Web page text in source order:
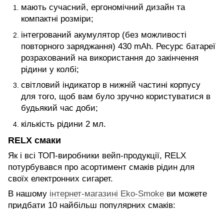
мають сучасний, ергономічний дизайн та
компактні розміри;
інтегрований акумулятор (без можливості
повторного заряджання) 430 mAh. Ресурс батареї
розрахований на використання до закінчення
рідини у колбі;
світловий індикатор в нижній частині корпусу
для того, щоб вам було зручно користуватися в
будьякий час доби;
кількість рідини 2 мл.
RELX смаки
Як і всі ТОП-виробники вейп-продукції, RELX
потурбувався про асортимент смаків рідин для
своїх електронних сигарет.
В нашому інтернет-магазині Eko-Smoke ви можете
придбати 10 найбільш популярних смаків: